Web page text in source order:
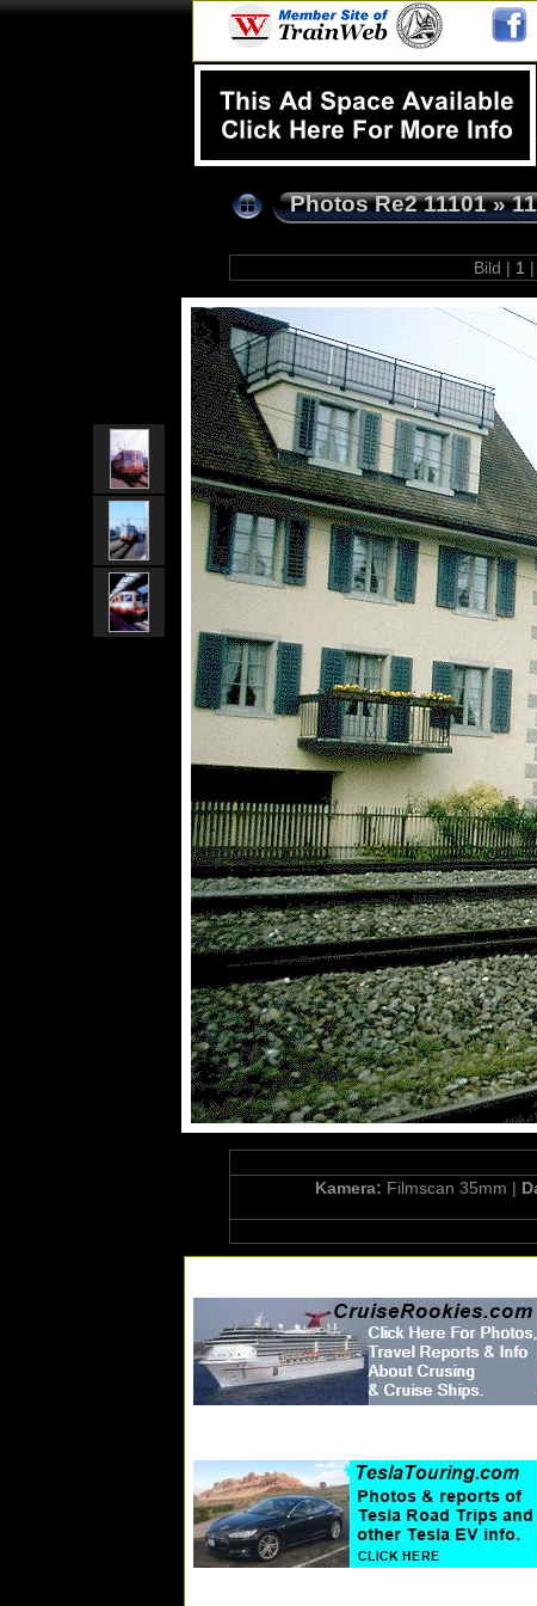
Photos Re2 11101»
Bild | 1 |
Kamera: Filmscan 35mm |